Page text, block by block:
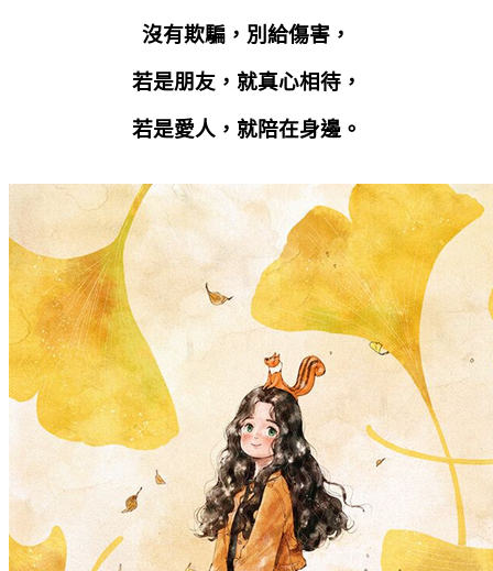
沒有欺騙，別給傷害，
若是朋友，就真心相待，
若是愛人，就陪在身邊。